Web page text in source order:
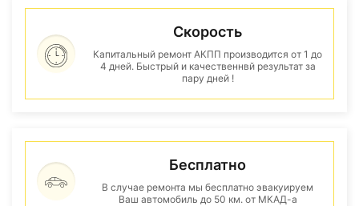
Скорость
Капитальный ремонт АКПП производится от 1 до
4 дней. Быстрый и качественнвй результат за
пару дней !
Бесплатно
В случае ремонта мы бесплатно эвакуируем
Ваш автомобиль до 50 км. от МКАД-а